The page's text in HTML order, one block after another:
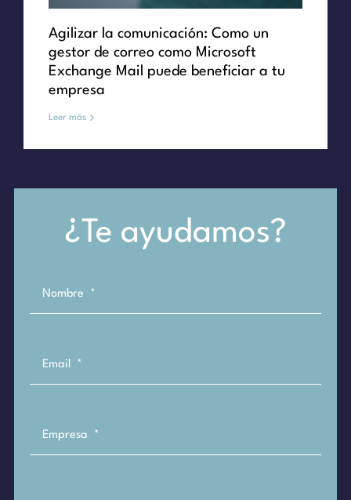
Agilizar la comunicación: Como un
gestor de correo como Microsoft
Exchange Mail puede beneficiar a tu
empresa
Leer más
¿Te ayudamos?